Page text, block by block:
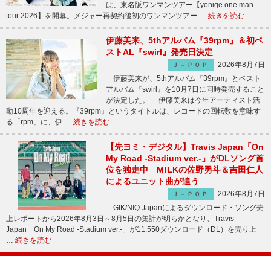
は、東名阪ワンマンツアー【yonige one man
tour 2026】を開幕。メジャー再契約後初のワンマンツアー … 続きを読む
伊藤美来、5thアルバム『39rpm』＆初ベ
ストAL『swirl』発売日決定
Ｊ－ＰＯＰ
2026年8月7日
伊藤美来が、5thアルバム『39rpm』とベスト
アルバム『swirl』を10月7日に同時発売すること
が決定した。 伊藤美来は今年アーティスト活
動10周年を迎える。『39rpm』というタイトルは、レコードの回転数を意味す
る「rpm」に、伊 … 続きを読む
【先ヨミ・デジタル】Travis Japan「On
My Road -Stadium ver.-」がDLソング首
位を独走中 M!LKの佐野勇斗＆吉田仁人
によるユニット曲が追う
Ｊ－ＰＯＰ
2026年8月7日
GfK/NIQ Japanによるダウンロード・ソング売
上レポートから2026年8月3日～8月5日の集計が明らかとなり、Travis
Japan「On My Road -Stadium ver.-」が11,550ダウンロード（DL）を売り上
… 続きを読む